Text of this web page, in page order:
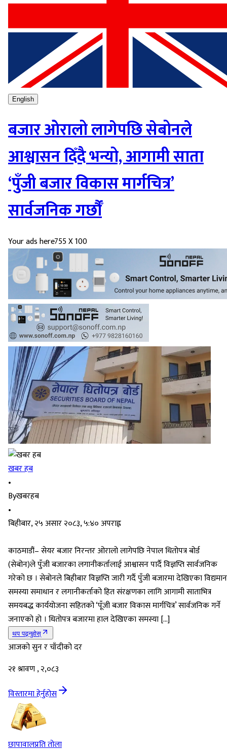
English
बजार ओरालो लागेपछि सेबोनले
आश्वासन दिँदै भन्यो, आगामी साता
‘पुँजी बजार विकास मार्गचित्र’
सार्वजनिक गर्छौँ
Your ads here755 X 100
खबर हब
•
Byखबरहब
•
बिहीबार, २५ असार २०८३, ५:४० अपराह्न
काठमाडौं– सेयर बजार निरन्तर ओरालो लागेपछि नेपाल धितोपत्र बोर्ड
(सेबोन)ले पुँजी बजारका लगानीकर्तालाई आश्वासन पार्दै विज्ञप्ति सार्वजनिक
गरेको छ । सेबोनले बिहीबार विज्ञप्ति जारी गर्दै पुँजी बजारमा देखिएका विद्यमान
समस्या समाधान र लगानीकर्ताको हित संरक्षणका लागि आगामी साताभित्र
समयबद्ध कार्ययोजना सहितको ‘पूँजी बजार विकास मार्गचित्र’ सार्वजनिक गर्ने
जनाएको हो । धितोपत्र बजारमा हाल देखिएका समस्या […]
थप पढ्नुहोस्
आजको सुन र चाँदीको दर
२१ श्रावण , २,०८३
विस्तारमा हेर्नुहोस
छापावालप्रति तोला